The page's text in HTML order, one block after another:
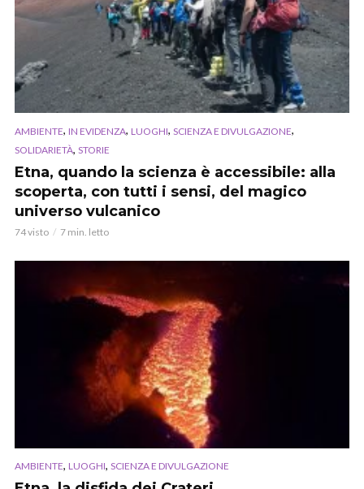
AMBIENTE, IN EVIDENZA, LUOGHI, SCIENZA E DIVULGAZIONE,
SOLIDARIETÀ, STORIE
Etna, quando la scienza è accessibile: alla
scoperta, con tutti i sensi, del magico
universo vulcanico
74 visto 7 min. letto
AMBIENTE, LUOGHI, SCIENZA E DIVULGAZIONE